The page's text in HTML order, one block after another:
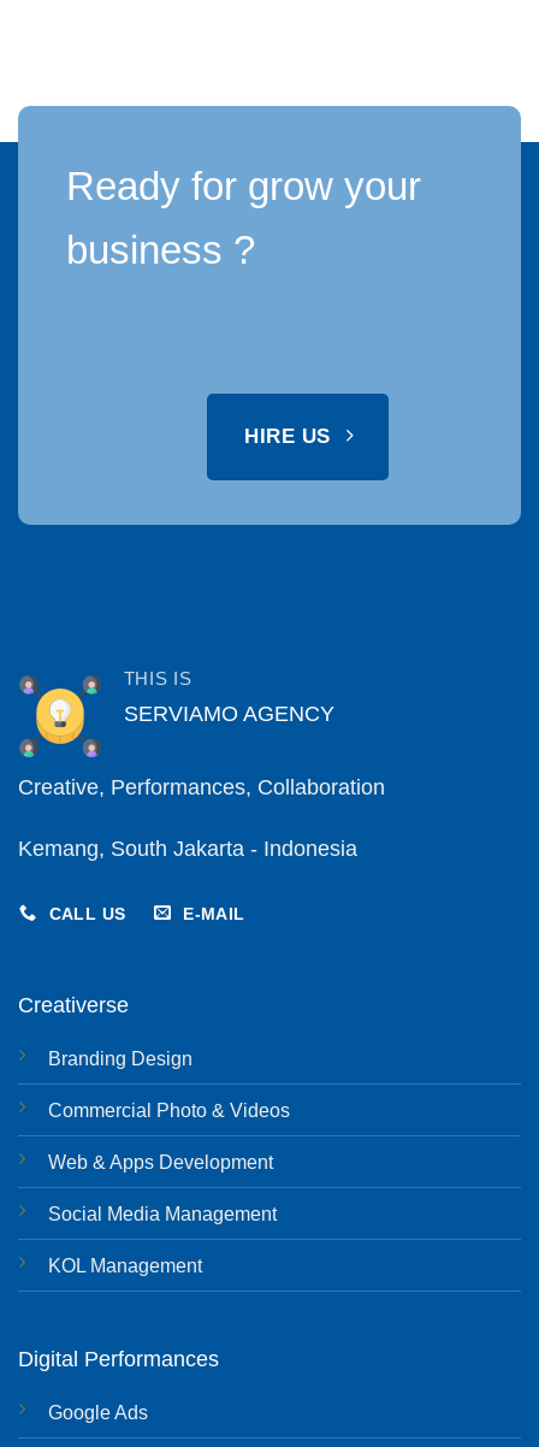
Ready for grow your
business ?
HIRE US
THIS IS
SERVIAMO AGENCY
Creative, Performances, Collaboration
Kemang, South Jakarta - Indonesia
CALL US E-MAIL
Creativerse
Branding Design
Commercial Photo & Videos
Web & Apps Development
Social Media Management
KOL Management
Digital Performances
Google Ads